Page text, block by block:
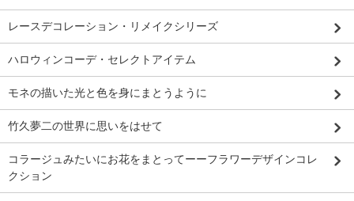
レースデコレーション・リメイクシリーズ
ハロウィンコーデ・セレクトアイテム
モネの描いた光と色を身にまとうように
竹久夢二の世界に思いをはせて
コラージュみたいにお花をまとってーーフラワーデザインコレ
クション